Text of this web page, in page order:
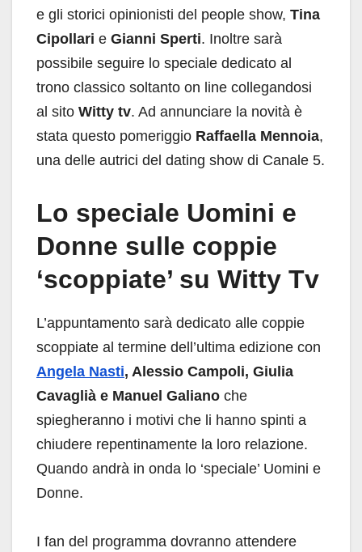
e gli storici opinionisti del people show, Tina
Cipollari e Gianni Sperti. Inoltre sarà
possibile seguire lo speciale dedicato al
trono classico soltanto on line collegandosi
al sito Witty tv. Ad annunciare la novità è
stata questo pomeriggio Raffaella Mennoia,
una delle autrici del dating show di Canale 5.
Lo speciale Uomini e
Donne sulle coppie
‘scoppiate’ su Witty Tv
L’appuntamento sarà dedicato alle coppie
scoppiate al termine dell’ultima edizione con
Angela Nasti, Alessio Campoli, Giulia
Cavaglià e Manuel Galiano che
spiegheranno i motivi che li hanno spinti a
chiudere repentinamente la loro relazione.
Quando andrà in onda lo ‘speciale’ Uomini e
Donne.
I fan del programma dovranno attendere